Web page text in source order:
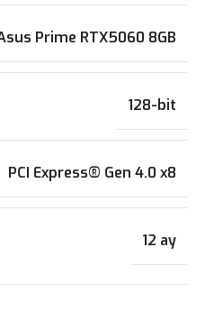
Prime RTX5060 8GB
128-bit
PCI Express® Gen 4.0 x8
12 ay